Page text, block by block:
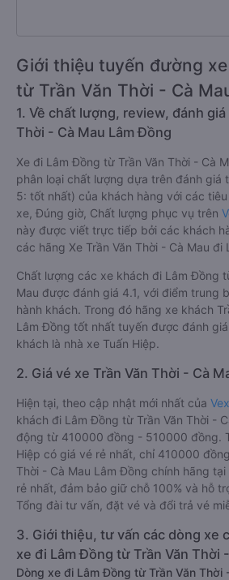
Giới thiệu tuyến đường
từ Trần Văn Thời - Cà
1. Về chất lượng, review, đánh giá
Thời - Cà Mau Lâm Đồng
Xe đi Lâm Đồng từ Trần Văn Thời - Cà
phân loại chất lượng dựa trên đánh giá
5: tốt nhất) của khách hàng với các
xe, Đúng giờ, Chất lượng phục vụ trên
này được viết trực tiếp bởi các khách
các hãng Xe Trần Văn Thời - Cà Mau đi
Chất lượng các xe khách đi Lâm Đồng
Mau được đánh giá 4.1, với điểm trung
hành khách. Trong đó hãng xe khách
Lâm Đồng tốt nhất tuyến được đánh
khách là nhà xe Tuấn Hiệp.
2. Giá vé xe Trần Văn Thời - Cà
Hiện tại, theo cập nhật mới nhất của
khách đi Lâm Đồng từ Trần Văn Thời -
động từ 410000 đồng - 510000 đồng.
Hiệp có giá vé rẻ nhất, chỉ 410000
Thời - Cà Mau Lâm Đồng chính hãng tại
rẻ nhất, đảm bảo giữ chỗ 100% và hỗ
Tổng đài tư vấn, đặt vé và đổi trả vé
3. Giới thiệu, tư vấn các dòng xe
xe đi Lâm Đồng từ Trần Văn Thời
Dòng xe đi Lâm Đồng từ Trần Văn Thời